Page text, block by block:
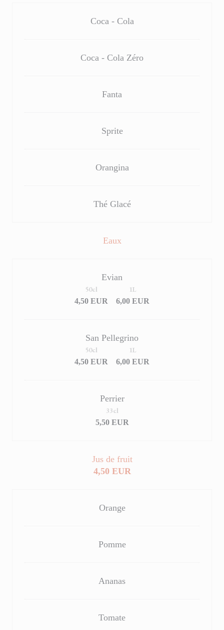
Coca - Cola
Coca - Cola Zéro
Fanta
Sprite
Orangina
Thé Glacé
Eaux
Evian
4,50 EUR
50cl
6,00 EUR
1L
San Pellegrino
4,50 EUR
50cl
6,00 EUR
1L
Perrier
5,50 EUR
33cl
Jus de fruit
4,50 EUR
Orange
Pomme
Ananas
Tomate